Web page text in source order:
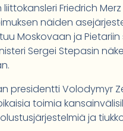
liittokansleri Friedrich
näiden
Moskovaan ja
Sergei Stepasin
presidentti Volodymyr
toimia
ja